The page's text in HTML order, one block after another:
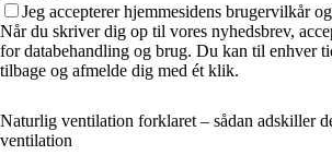
Jeg accepterer hjemmesidens brugervilkår
Når du skriver dig op til vores nyhedsbrev,
for databehandling og brug. Du kan til enhver
tilbage og afmelde dig med ét klik.
Naturlig ventilation forklaret – sådan adskiller
ventilation